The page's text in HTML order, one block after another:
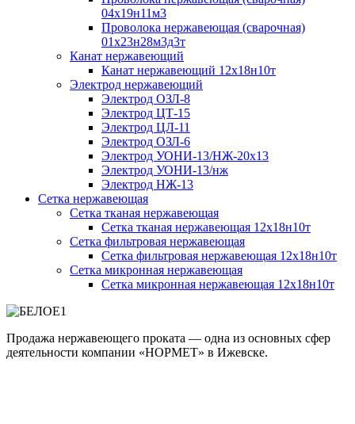
04х19н11м3
Проволока нержавеющая (сварочная)
01х23н28м3д3т
Канат нержавеющий
Канат нержавеющий 12х18н10т
Электрод нержавеющий
Электрод ОЗЛ-8
Электрод ЦТ-15
Электрод ЦЛ-11
Электрод ОЗЛ-6
Электрод УОНИ-13/НЖ-20х13
Электрод УОНИ-13/нж
Электрод НЖ-13
Сетка нержавеющая
Сетка тканая нержавеющая
Сетка тканая нержавеющая 12х18н10т
Сетка фильтровая нержавеющая
Сетка фильтровая нержавеющая 12х18н10т
Сетка микронная нержавеющая
Сетка микронная нержавеющая 12х18н10т
Продажа нержавеющего проката — одна из основных сфер
деятельности компании «НОРМЕТ» в Ижевске.